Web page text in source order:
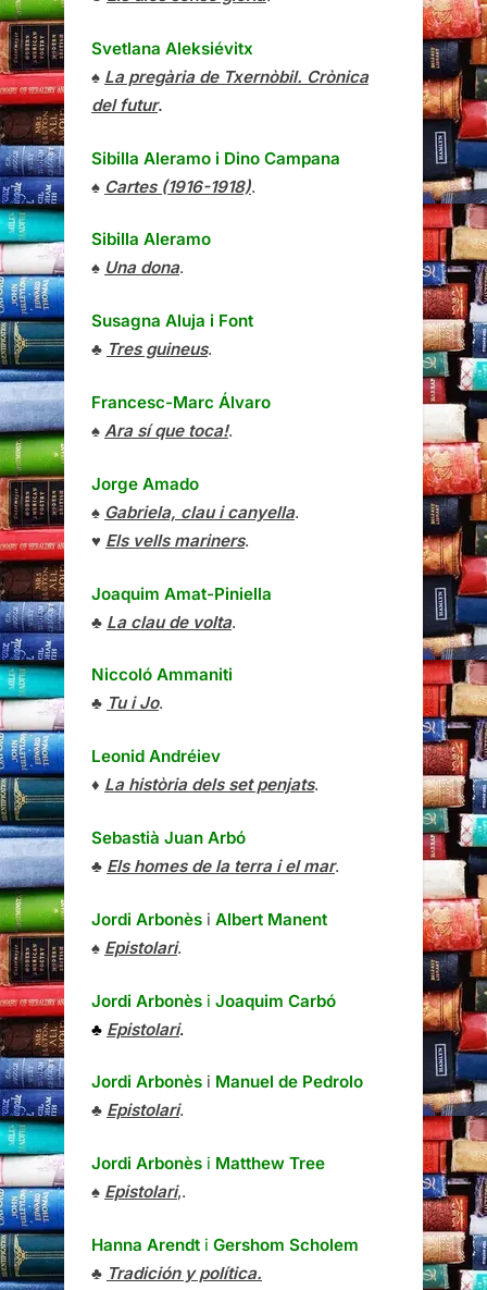
Svetlana Aleksiévitx
♠ La pregària de Txernòbil. Crònica
del futur.
Sibilla Aleramo i Dino Campana
♠ Cartes (1916-1918).
Sibilla Aleramo
♠ Una dona.
Susagna Aluja i Font
♣ Tres guineus.
Francesc-Marc Álvaro
♠ Ara sí que toca!.
Jorge Amado
♠ Gabriela, clau i canyella.
♥ Els vells mariners.
Joaquim Amat-Piniella
♣ La clau de volta.
Niccoló Ammaniti
♣ Tu i Jo.
Leonid Andréiev
♦ La història dels set penjats.
Sebastià Juan Arbó
♣ Els homes de la terra i el mar.
Jordi Arbonès i Albert Manent
♠ Epistolari.
Jordi Arbonès i Joaquim Carbó
♣ Epistolari.
Jordi Arbonès i Manuel de Pedrolo
♣ Epistolari.
Jordi Arbonès i Matthew Tree
♠ Epistolari,.
Hanna Arendt i Gershom Scholem
♣ Tradición y política.